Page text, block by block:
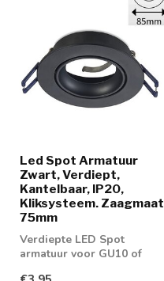
Led Spot Armatuur
Zwart, Verdiept,
Kantelbaar, IP20,
Kliksysteem. Zaagmaat
75mm
Verdiepte LED Spot
armatuur voor GU10 of